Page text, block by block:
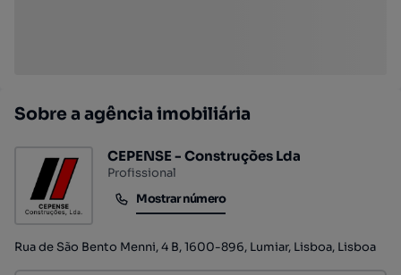
Sobre a agência imobiliária
CEPENSE - Construções Lda
Profissional
Mostrar número
Mostrar número
Rua de São Bento Menni, 4 B, 1600-896, Lumiar, Lisboa, Lisboa